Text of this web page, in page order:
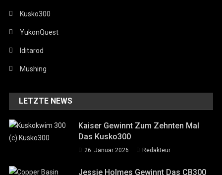
Kusko300
YukonQuest
Iditarod
Mushing
LETZTE NEWS
Kaiser Gewinnt Zum Zehnten Mal
Das Kusko300
26. Januar 2026 Redakteur
Jessie Holmes Gewinnt Das CB300